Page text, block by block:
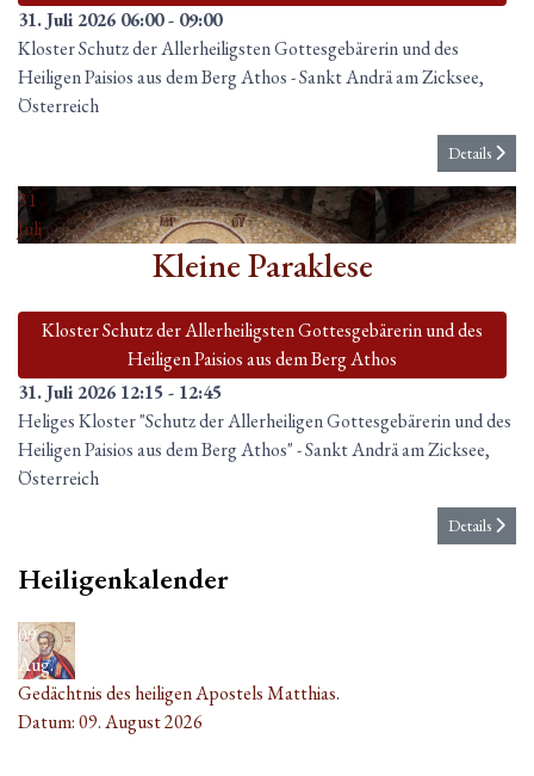
31. Juli 2026 06:00- 09:00
Kloster Schutz der Allerheiligsten Gottesgebärerin und des
Heiligen Paisios aus dem Berg Athos-Sankt Andrä am Zicksee,
Österreich
Details
31
Juli
Kleine Paraklese
Kloster Schutz der Allerheiligsten Gottesgebärerin und des
Heiligen Paisios aus dem Berg Athos
31. Juli 2026 12:15- 12:45
Heliges Kloster "Schutz der Allerheiligen Gottesgebärerin und des
Heiligen Paisios aus dem Berg Athos"-Sankt Andrä am Zicksee,
Österreich
Details
Heiligenkalender
09
Aug.
Gedächtnis des heiligen Apostels Matthias.
Datum:09. August 2026